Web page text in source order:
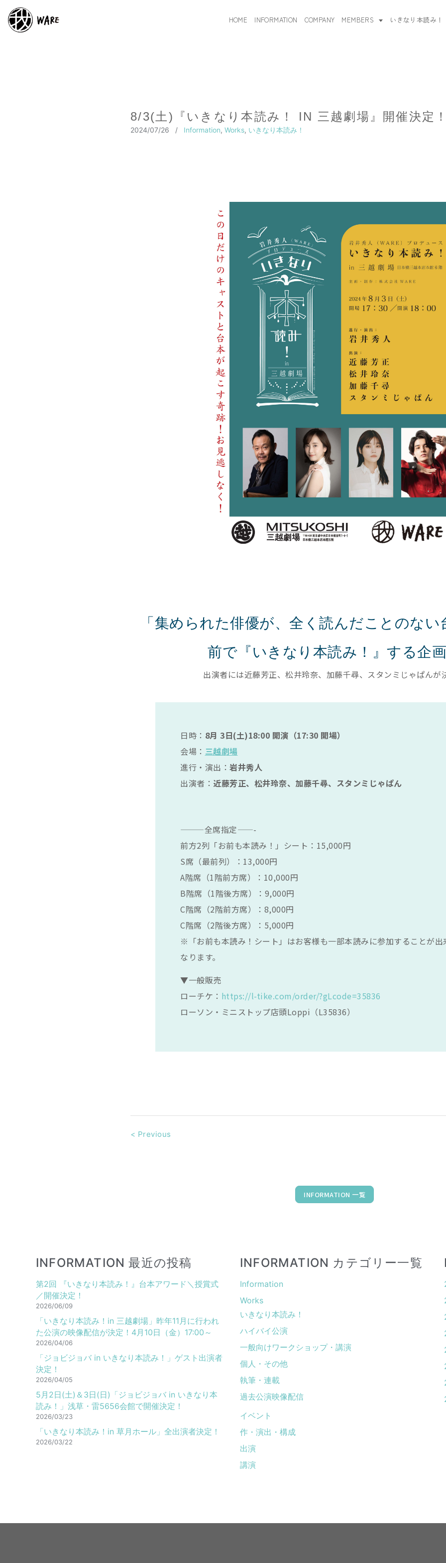
HOME INFORMATION COMPANY MEMBERS いきなり本読み！
8/3(土)『いきなり本読み！ IN 三越劇場』開催決定
2024/07/26 / Information, Works, いきなり本読み！
「集められた俳優が、全く読んだことのな
前で『いきなり本読み！』する企
出演者には近藤芳正、松井玲奈、加藤千尋、スタンミじゃぱんが
日時： 8月 3日(土)18:00 開演（17:30 開場）
会場： 三越劇場
進行・演出： 岩井秀人
出演者： 近藤芳正、松井玲奈、加藤千尋、スタンミじゃぱん
———全席指定——-
前方2列「お前も本読み！」シート：15,000円
S席（最前列）：13,000円
A階席（1階前方席）：10,000円
B階席（1階後方席）：9,000円
C階席（2階前方席）：8,000円
C階席（2階後方席）：5,000円
※「お前も本読み！シート」はお客様も一部本読みに参加することが出
なります。
▼一般販売
ローチケ： https://l-tike.com/order/?gLcode=35836
ローソン・ミニストップ店頭Loppi（L35836）
< Previous
INFORMATION 一覧
INFORMATION 最近の投稿
第2回 『いきなり本読み！』台本アワード＼授賞式
／開催決定！
2026/06/09
「いきなり本読み！in 三越劇場」昨年11月に行われ
た公演の映像配信が決定！4月10日（金）17:00～
2026/04/06
「ジョビジョバ in いきなり本読み！」ゲスト出演者
決定！
2026/04/05
5月2日(土)＆3日(日)「ジョビジョバ in いきなり本
読み！」浅草・雷5656会館で開催決定！
2026/03/23
「いきなり本読み！in 草月ホール」全出演者決定！
2026/03/22
INFORMATION カテゴリー一覧
Information
Works
いきなり本読み！
ハイバイ公演
一般向けワークショップ・講演
個人・その他
執筆・連載
過去公演映像配信
イベント
作・演出・構成
出演
講演